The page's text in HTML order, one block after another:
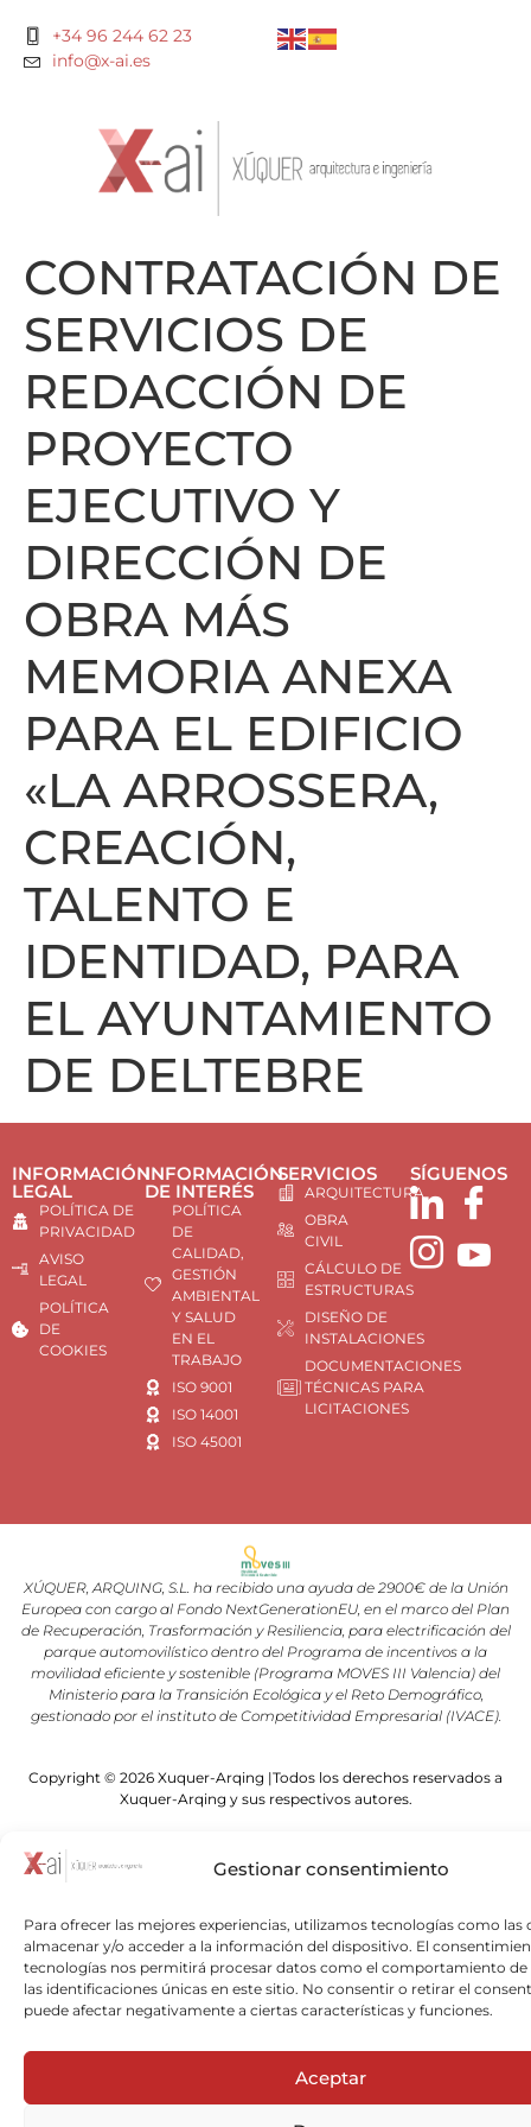
Gestionar consentimiento
Para ofrecer las mejores experiencias, utilizamos tecnologías como las
almacenar y/o acceder a la información del dispositivo. El
tecnologías nos permitirá procesar datos como el comportamiento de
las identificaciones únicas en este sitio. No consentir o retirar el
puede afectar negativamente a ciertas características y funciones.
Aceptar
+34 96 244 62 23
info@x-ai.es
CONTRATACIÓN DE
SERVICIOS DE
REDACCIÓN DE
PROYECTO
EJECUTIVO Y
DIRECCIÓN DE
OBRA MÁS
MEMORIA ANEXA
PARA EL EDIFICIO
«LA ARROSSERA,
CREACIÓN,
TALENTO E
IDENTIDAD, PARA
EL AYUNTAMIENTO
DE DELTEBRE
INFORMACIÓN
LEGAL
POLÍTICA DE
PRIVACIDAD
AVISO
LEGAL
POLÍTICA
DE
COOKIES
INFORMACIÓN
DE INTERÉS
POLÍTICA
DE
CALIDAD,
GESTIÓN
AMBIENTAL
Y SALUD
EN EL
TRABAJO
ISO 9001
ISO 14001
ISO 45001
SERVICIOS
ARQUITECTURA
OBRA
CIVIL
CÁLCULO DE
ESTRUCTURAS
DISEÑO DE
INSTALACIONES
DOCUMENTACIONES
TÉCNICAS PARA
LICITACIONES
SÍGUENOS
XÚQUER, ARQUING, S.L. ha recibido una ayuda de 2900€ de la Unión
Europea con cargo al Fondo NextGenerationEU, en el marco del Plan
de Recuperación, Trasformación y Resiliencia, para electrificación del
parque automovilístico dentro del Programa de incentivos a la
movilidad eficiente y sostenible (Programa MOVES III Valencia) del
Ministerio para la Transición Ecológica y el Reto Demográfico,
gestionado por el instituto de Competitividad Empresarial (IVACE).
Copyright © 2026 Xuquer-Arqing |Todos los derechos reservados a
Xuquer-Arqing y sus respectivos autores.